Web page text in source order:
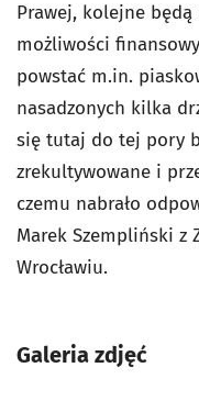
Prawej, kolejne
możliwości
powstać m.in.
nasadzonych kilka
się tutaj do tej pory
zrekultywowane i
czemu nabrało
Marek Szempliński z
Wrocławiu.
Galeria zdjęć